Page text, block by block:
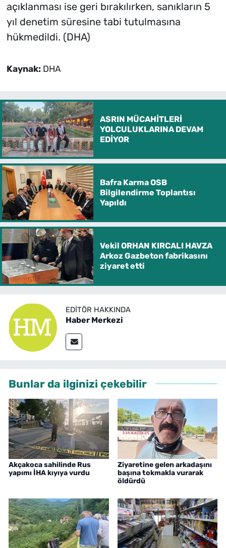
açıklanması ise geri bırakılırken, sanıkların 5
yıl denetim süresine tabi tutulmasına
hükmedildi. (DHA)
Kaynak: DHA
ASRIN MÜCAHİTLERİ
YOLCULUKLARINA DEVAM
EDİYOR
Bafra Karma OSB
Bilgilendirme Toplantısı
Yapıldı
Vekil ORHAN KIRCALI HAVZA
Arkoz Gazbeton fabrikasını
ziyaret etti
EDITÖR HAKKINDA
Haber Merkezi
Bunlar da ilginizi çekebilir
Akçakoca sahilinde Rus
yapımı İHA kıyıya vurdu
Ziyaretine gelen arkadaşını
başına tokmakla vurarak
öldürdü